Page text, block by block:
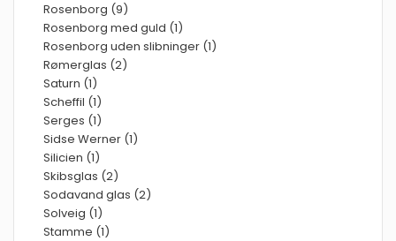
Rosenborg (9)
Rosenborg med guld (1)
Rosenborg uden slibninger (1)
Rømerglas (2)
Saturn (1)
Scheffil (1)
Serges (1)
Sidse Werner (1)
Silicien (1)
Skibsglas (2)
Sodavand glas (2)
Solveig (1)
Stamme (1)